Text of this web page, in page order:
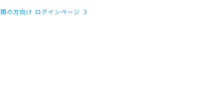
の方向け ログインページ